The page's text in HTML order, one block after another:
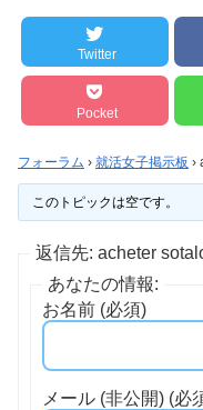
Twitter
Pocket
フォーラム › 就活女子掲示板 ›
このトピックは空です。
返信先: acheter
あなたの情報:
お名前 (必須)
メール (非公開) (必